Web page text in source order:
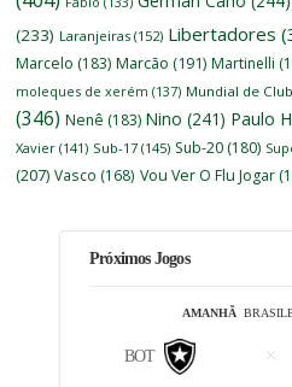
(233) Laranjeiras (152) Libertadores
Marcelo (183) Marcão (191) Martinelli
moleques de xerém (137) Mundial de
(346) Nenê (183) Nino (241) Paulo
Xavier (141) Sub-17 (145) Sub-20 (180)
(207) Vasco (168) Vou Ver O Flu Jogar
Próximos Jogos
AMANHÃ
BOT